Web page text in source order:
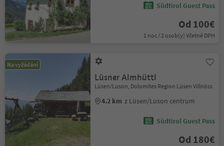
Südtirol Guest Pass
Od 100€
1 noc / 2 osob(y) Včetně DPH
Na vyžádání
Lüsner Almhüttl
Lüsen/Luson, Dolomites Region Lüsen Villnöss
4.2 km z Lüsen/Luson centrum
Südtirol Guest Pass
Od 180€